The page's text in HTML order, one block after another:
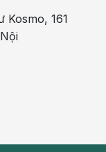
Kosmo, 161